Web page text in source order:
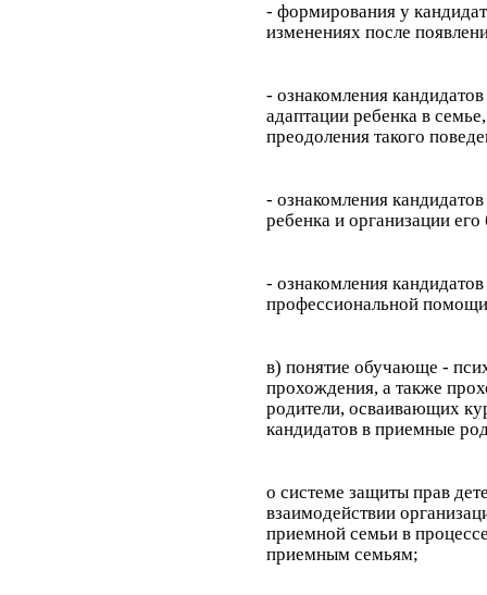
- формирования у
изменениях после
- ознакомления
адаптации ребенка в
преодоления такого
- ознакомления
ребенка и организации
- ознакомления
профессиональной
в) понятие обучающе -
прохождения, а также
родители, осваивающих
кандидатов в приемные
о системе защиты прав
взаимодействии
приемной семьи в
приемным семьям;